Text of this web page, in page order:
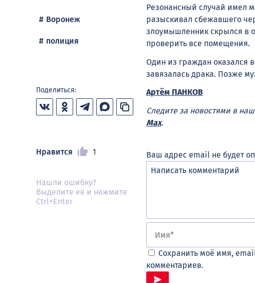
Воронеж
полиция
Поделиться:
Нравится 1
Нашли ошибку?
Выделите её и нажмите
Ctrl+Enter
Резонансный случай имел
разыскивал сбежавшего
злоумышленник скрылся в
проверить все помещения.
Один из граждан оказался
завязалась драка. Позже
Артём ПАНКОВ
Следите за новостями в
Max.
Ваш адрес email не будет
Сохранить моё имя,
комментариев.